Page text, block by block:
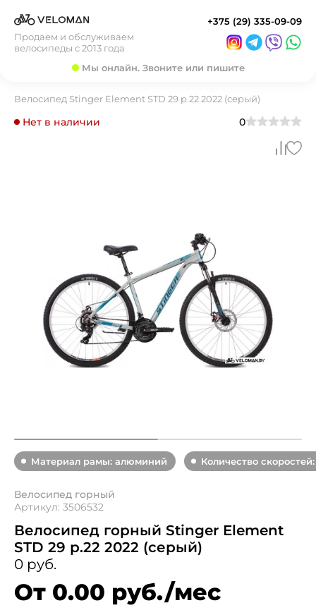
Продаем и обслуживаем
велосипеды с 2013 года
+375 (29) 335-09-09
Мы онлайн. Звоните или пишите
Велосипед Stinger Element STD 29 р.22 2022 (серый)
Нет в наличии 0
Материал рамы: алюминий Количество скоростей:
Велосипед горный
Артикул: 3506532
Велосипед горный Stinger Element
STD 29 р.22 2022 (серый)
0 руб.
От 0.00 руб./мес